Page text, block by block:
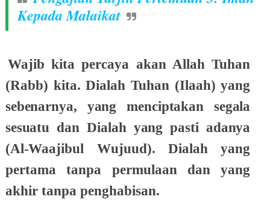
Kepada Malaikat
Wajib kita percaya akan Allah Tuhan
(Rabb) kita. Dialah Tuhan (Ilaah) yang
sebenarnya,
yang menciptakan
segala
sesuatu dan Dialah yang pasti adanya
(Al-Waajibul Wujuud). Dialah yang
pertama tanpa permulaan dan yang
akhir tanpa penghabisan.